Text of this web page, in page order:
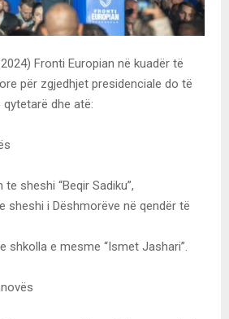
Fronti Europian në kuadër të
për zgjedhjet presidenciale do të
dhe atë:
sheshi “Beqir Sadiku”,
sheshi i Dëshmorëve në qendër të
shkolla e mesme “Ismet Jashari”.